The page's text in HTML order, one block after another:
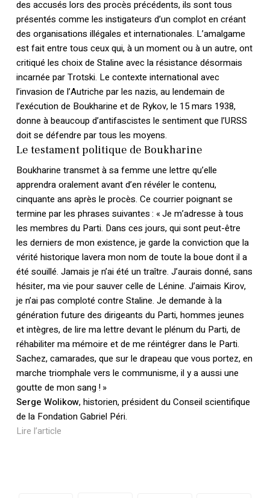
Votre panier est vide.
Retourner à la
librairie
des accusés lors des procès précédents, ils sont tous
présentés comme les instigateurs d’un complot en créant
des organisations illégales et internationales. L’amalgame
est fait entre tous ceux qui, à un moment ou à un autre, ont
critiqué les choix de Staline avec la résistance désormais
incarnée par Trotski. Le contexte international avec
l’invasion de l’Autriche par les nazis, au lendemain de
l’exécution de Boukharine et de Rykov, le 15 mars 1938,
donne à beaucoup d’antifascistes le sentiment que l’URSS
doit se défendre par tous les moyens.
Le testament politique de Boukharine
Boukharine transmet à sa femme une lettre qu’elle
apprendra oralement avant d’en révéler le contenu,
cinquante ans après le procès. Ce courrier poignant se
termine par les phrases suivantes : « Je m’adresse à tous
les membres du Parti. Dans ces jours, qui sont peut-être
les derniers de mon existence, je garde la conviction que la
vérité historique lavera mon nom de toute la boue dont il a
été souillé. Jamais je n’ai été un traître. J’aurais donné, sans
hésiter, ma vie pour sauver celle de Lénine. J’aimais Kirov,
je n’ai pas comploté contre Staline. Je demande à la
génération future des dirigeants du Parti, hommes jeunes
et intègres, de lire ma lettre devant le plénum du Parti, de
réhabiliter ma mémoire et de me réintégrer dans le Parti.
Sachez, camarades, que sur le drapeau que vous portez, en
marche triomphale vers le communisme, il y a aussi une
goutte de mon sang ! »
Serge Wolikow, historien, président du Conseil scientifique
de la Fondation Gabriel Péri.
Lire l’article